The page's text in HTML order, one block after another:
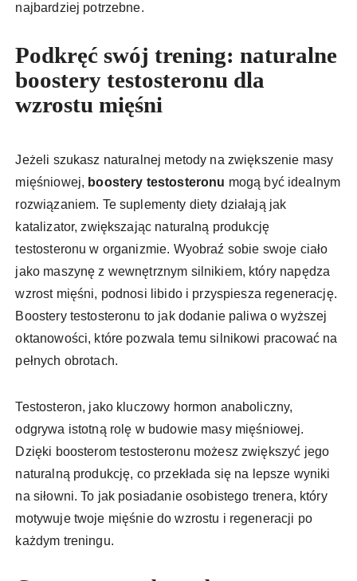
najbardziej potrzebne.
Podkręć swój trening: naturalne
boostery testosteronu dla
wzrostu mięśni
Jeżeli szukasz naturalnej metody na zwiększenie masy
mięśniowej, boostery testosteronu mogą być idealnym
rozwiązaniem. Te suplementy diety działają jak
katalizator, zwiększając naturalną produkcję
testosteronu w organizmie. Wyobraź sobie swoje ciało
jako maszynę z wewnętrznym silnikiem, który napędza
wzrost mięśni, podnosi libido i przyspiesza regenerację.
Boostery testosteronu to jak dodanie paliwa o wyższej
oktanowości, które pozwala temu silnikowi pracować na
pełnych obrotach.
Testosteron, jako kluczowy hormon anaboliczny,
odgrywa istotną rolę w budowie masy mięśniowej.
Dzięki boosterom testosteronu możesz zwiększyć jego
naturalną produkcję, co przekłada się na lepsze wyniki
na siłowni. To jak posiadanie osobistego trenera, który
motywuje twoje mięśnie do wzrostu i regeneracji po
każdym treningu.